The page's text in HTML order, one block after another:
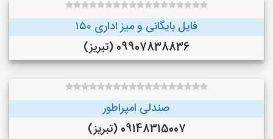
فایل بایگانی و میز اداری ۱۵۰
09907838836 (تبریز)
صندلی امپراطور
09148315007 (تبریز)